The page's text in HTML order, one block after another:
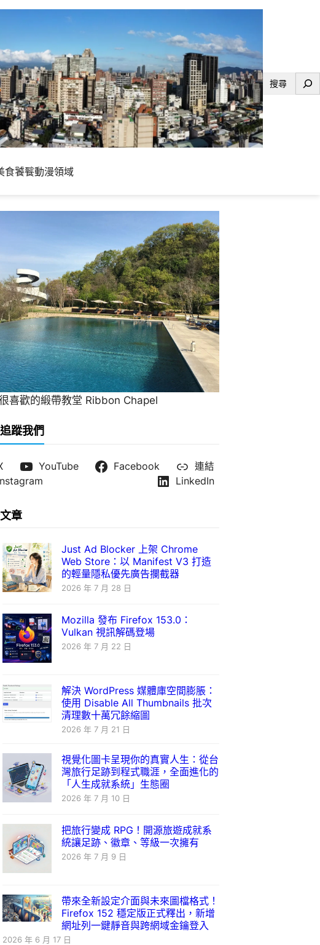
搜
食饕餮動漫領域
喜歡的緞帶教堂 Ribbon Chapel
蹤我們
YouTube Facebook
連結
LinkedIn
章
Just Ad Blocker 上架 Chrome
Web Store：以 Manifest V3 打造
的輕量隱私優先廣告攔截器
2026 年 7 月 28 日
Mozilla 發布 Firefox 153.0：
Vulkan 視訊解碼登場
2026 年 7 月 22 日
解決 WordPress 媒體庫空間膨脹：
使用 Disable All Thumbnails 批次
清理數十萬冗餘縮圖
2026 年 7 月 21 日
視覺化圖卡呈現你的真實人生：從台
灣旅行足跡到程式職涯，全面進化的
「人生成就系統」生態圈
2026 年 7 月 10 日
把旅行變成 RPG！開源旅遊成就系
統讓足跡、徽章、等級一次擁有
2026 年 7 月 9 日
帶來全新設定介面與未來圖檔格式！
Firefox 152 穩定版正式釋出，新增
網址列一鍵靜音與跨網域金鑰登入
2026 年 6 月 17 日